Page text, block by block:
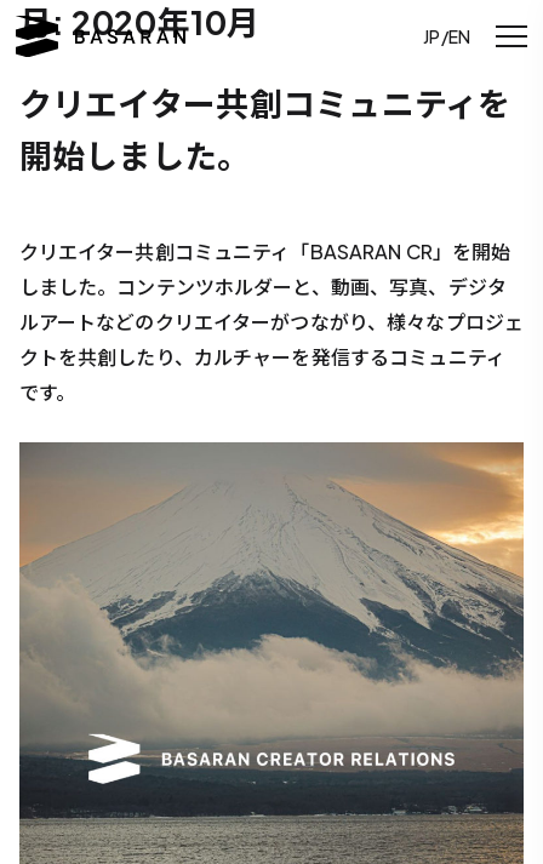
JP/EN
月: 2020年10月
クリエイター共創コミュニティを
開始しました。
クリエイター共創コミュニティ「BASARAN CR」を開始
しました。コンテンツホルダーと、動画、写真、デジタ
ルアートなどのクリエイターがつながり、様々なプロジェ
クトを共創したり、カルチャーを発信するコミュニティ
です。